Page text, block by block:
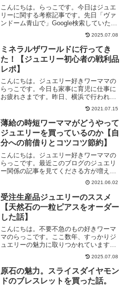
こんにちは。らっこです。今日はジュエ
リーに関する考察記事です。先日「ヴァ
ンドーム青山で」Google検索していた
ら、予測変換で「ヴァンドーム青山 恥ず
かしい」というのを見つけまして。気に
なったので少し調べてみました。感じた
ことを書いてみます...
2025.07.08
ミネラルザワールドに行ってき
た！【ジュエリー初心者の戦利品
レポ】
こんにちは。ジュエリー好きワーママの
らっこです。今日も家事に育児に仕事に
お疲れさまです。昨日、横浜で行われて
いたミネラルザワールドに行ってきまし
た！そこでずっと欲しかった天然石をふ
たつゲットしたので、振り返りがてら紹
介します。天然石が買える...
2021.07.15
薄給の時短ワーママがどうやって
ジュエリーを買っているのか【自
分への前借りとコツコツ節約】
こんにちは。ジュエリー好きワーママの
らっこです。最近このブログのジュエリ
ー関係の記事を見てくださる方が増えて
きました。らっこご訪問いただきありが
とうございます。ここ数年の私の趣味は
一生ものジュエリー探しです。いまの会
社に転職して年上の女性と...
2021.06.02
受注生産品ジュエリーのススメ
【天然石の一粒ピアスをオーダー
した話】
こんにちは。不要不急のもの好きワーマ
マのらっこです。ここ数年、すっかりジ
ュエリーの魅力に取りつかれています。
子どもを寝かしつけた後、夜な夜なネッ
トサーフィンをしては「次はどんなジュ
エリーを買おうかな～」と妄想するのが
毎日の楽しみです。それで...
2025.07.08
原石の魅力。スライスダイヤモン
ドのブレスレットを買った話。